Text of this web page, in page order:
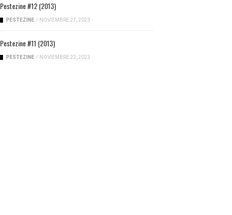
Pestezine #12 (2013)
PESTEZINE / NOVIEMBRE 27, 2023
Pestezine #11 (2013)
PESTEZINE / NOVIEMBRE 22, 2023